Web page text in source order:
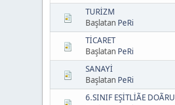
TURİZM
Başlatan PeRi
TİCARET
Başlatan PeRi
SANAYİ
Başlatan PeRi
6.SINIF EŞİTLİÃE DOÃRU